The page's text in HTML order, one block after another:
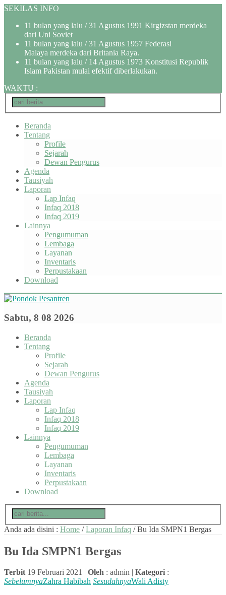
SEKILAS INFO
11 bulan yang lalu / 31 Agustus 1991 Kirgizstan merdeka
dari Uni Soviet
11 bulan yang lalu / 31 Agustus 1957 Federasi
Malaya merdeka dari Britania Raya.
11 bulan yang lalu / 14 Agustus 1973 Konstitusi Republik
Islam Pakistan mulai efektif diberlakukan.
WAKTU :
Beranda
Tentang
Profile
Sejarah
Dewan Pengurus
Agenda
Tausiyah
Laporan
Lap Infaq
Infaq 2018
Infaq 2019
Lainnya
Pengumuman
Lembaga
Layanan
Inventaris
Perpustakaan
Download
Sabtu, 8 08 2026
Beranda
Tentang
Profile
Sejarah
Dewan Pengurus
Agenda
Tausiyah
Laporan
Lap Infaq
Infaq 2018
Infaq 2019
Lainnya
Pengumuman
Lembaga
Layanan
Inventaris
Perpustakaan
Download
Anda ada disini : Home /Laporan Infaq /Bu Ida SMPN1 Bergas
Bu Ida SMPN1 Bergas
Terbit 19 Februari 2021 | Oleh : admin | Kategori :
SebelumnyaZahra Habibah SesudahnyaWali Adisty